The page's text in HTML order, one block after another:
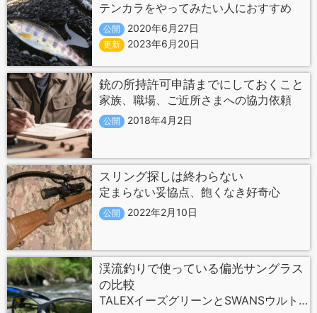
テンカラをやってみたい人におすすめ
公開 2020年6月27日
更新 2023年6月20日
銃の所持許可申請までにしておくこと
家族、職場、ご近所さまへの協力依頼
公開 2018年4月2日
スリング探しは終わらない
定まらない妥協点、飽くなき好奇心
公開 2022年2月10日
渓流釣りで使っている偏光サングラス
の比較
TALEXイーズグリーンとSWANSウルトラライトグリーン